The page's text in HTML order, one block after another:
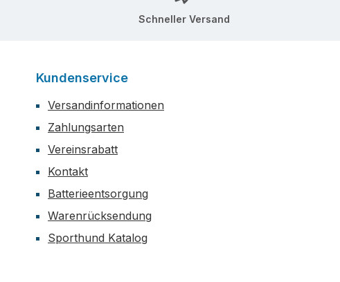
Schneller Versand
Kundenservice
Versandinformationen
Zahlungsarten
Vereinsrabatt
Kontakt
Batterieentsorgung
Warenrücksendung
Sporthund Katalog